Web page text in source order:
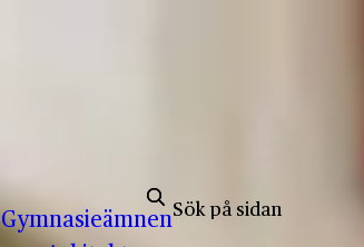
Gymnasieämnen
Sök efter: